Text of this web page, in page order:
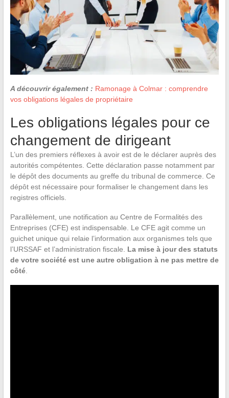
A découvrir également : Ramonage à Colmar : comprendre
vos obligations légales de propriétaire
Les obligations légales pour ce
changement de dirigeant
L’un des premiers réflexes à avoir est de le déclarer auprès des
autorités compétentes. Cette déclaration passe notamment par
le dépôt des documents au greffe du tribunal de commerce. Ce
dépôt est nécessaire pour formaliser le changement dans les
registres officiels.
Parallèlement, une notification au Centre de Formalités des
Entreprises (CFE) est indispensable. Le CFE agit comme un
guichet unique qui relaie l’information aux organismes tels que
l’URSSAF et l’administration fiscale. La mise à jour des statuts
de votre société est une autre obligation à ne pas mettre de
côté.